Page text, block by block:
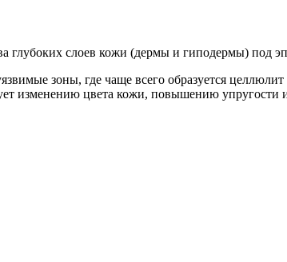
глубоких слоев кожи (дермы и гиподермы) под
зоны, где чаще всего образуется
изменению цвета кожи, повышению упругости